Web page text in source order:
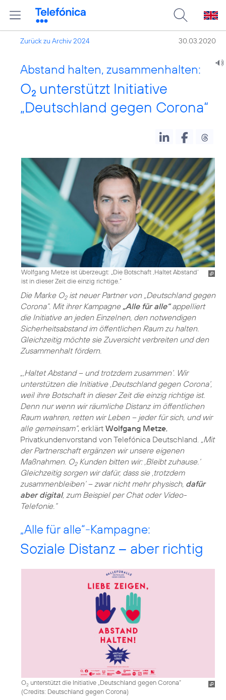
Zurück zu Archiv 2024 30.03.2020
Abstand halten, zusammenhalten:
O2 unterstützt Initiative
„Deutschland gegen Corona“
Wolfgang Metze ist überzeugt: „Die Botschaft ‚Haltet Abstand‘
ist in dieser Zeit die einzig richtige.“
Die Marke O2ist neuer Partner von „Deutschland gegen
Corona“. Mit ihrer Kampagne „Alle für alle“appelliert
die Initiative an jeden Einzelnen, den notwendigen
Sicherheitsabstand im öffentlichen Raum zu halten.
Gleichzeitig möchte sie Zuversicht verbreiten und den
Zusammenhalt fördern.
„‚Haltet Abstand – und trotzdem zusammen‘. Wir
unterstützen die Initiative ‚Deutschland gegen Corona‘,
weil ihre Botschaft in dieser Zeit die einzig richtige ist.
Denn nur wenn wir räumliche Distanz im öffentlichen
Raum wahren, retten wir Leben – jeder für sich, und wir
alle gemeinsam“, erklärt Wolfgang Metze,
Privatkundenvorstand von Telefónica Deutschland.
„Mit
der Partnerschaft ergänzen wir unsere eigenen
Maßnahmen. O2Kunden bitten wir: ‚Bleibt zuhause.‘
Gleichzeitig sorgen wir dafür, dass sie ‚trotzdem
zusammenbleiben‘ – zwar nicht mehr physisch, dafür
aber digital, zum Beispiel per Chat oder Video-
Telefonie.“
„Alle für alle“-Kampagne:
Soziale Distanz – aber richtig
O2 unterstützt die Initiative „Deutschland gegen Corona“
(Credits: Deutschland gegen Corona)